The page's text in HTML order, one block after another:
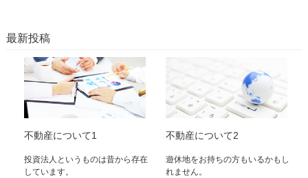
最新投稿
不動産について1
投資法人というものは昔から存在
しています。
不動産について2
遊休地をお持ちの方もいるかもし
れません。